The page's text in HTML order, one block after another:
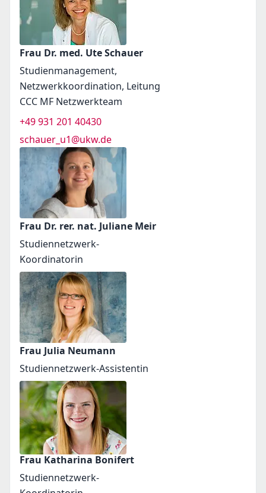
Frau Dr. med. Ute Schauer
Studienmanagement,
Netzwerkkoordination, Leitung
CCC MF Netzwerkteam
+49 931 201 40430
schauer_u1@ukw.de
Frau Dr. rer. nat. Juliane Meir
Studiennetzwerk-
Koordinatorin
Frau Julia Neumann
Studiennetzwerk-Assistentin
Frau Katharina Bonifert
Studiennetzwerk-